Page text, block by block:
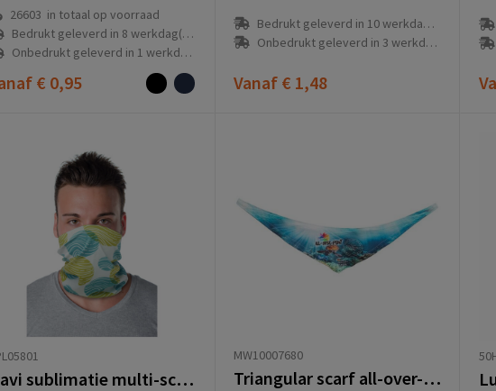
26603 in totaal op voorraad
Bedrukt geleverd in 8 werkdag(en)
Onbedrukt geleverd in 1 werkdag(en)
€ 0,95
Bedrukt geleverd in 10 werkdag(en)
Onbedrukt geleverd in 3 werkdag(en)
Vanaf € 1,48
Davi sublimatie multi-scarf met Coolmax®
MW10007680
Triangular scarf all-over-print